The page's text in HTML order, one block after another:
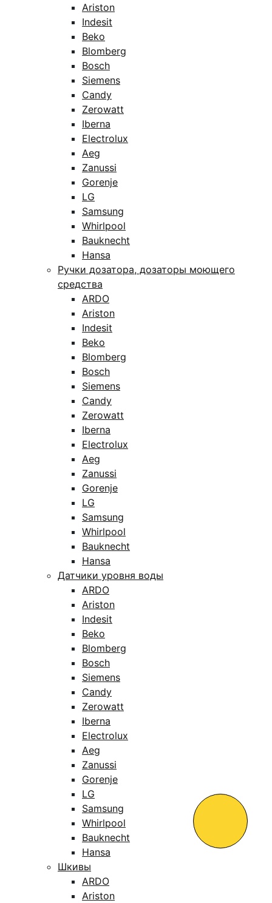
Ariston
Indesit
Beko
Blomberg
Bosch
Siemens
Candy
Zerowatt
Iberna
Electrolux
Aeg
Zanussi
Gorenje
LG
Samsung
Whirlpool
Bauknecht
Hansa
Ручки дозатора, дозаторы моющего
средства
ARDO
Ariston
Indesit
Beko
Blomberg
Bosch
Siemens
Candy
Zerowatt
Iberna
Electrolux
Aeg
Zanussi
Gorenje
LG
Samsung
Whirlpool
Bauknecht
Hansa
Датчики уровня воды
ARDO
Ariston
Indesit
Beko
Blomberg
Bosch
Siemens
Candy
Zerowatt
Iberna
Electrolux
Aeg
Zanussi
Gorenje
LG
Samsung
Whirlpool
Bauknecht
Hansa
Шкивы
ARDO
Ariston